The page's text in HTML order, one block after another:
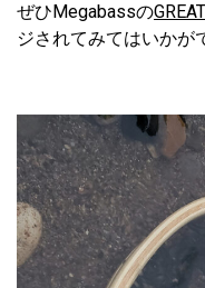
ぜひMegabassの
ジされてみてはいかが